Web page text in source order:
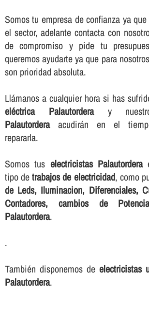
Somos tu empresa de confianza ya
el sector, adelante contacta con
de compromiso y pide tu
queremos ayudarte ya que para
son prioridad absoluta.
Llámanos a cualquier hora si has
eléctrica Palautorderay
Palautorderaacudirán en el
repararla.
Somos tus electricistas Palautordera
tipo detrabajos de electricidad, como
de Leds, Iluminacion, Diferenciales,
Contadores, cambios de
Palautordera.
.
También disponemos de electricistas
Palautordera.